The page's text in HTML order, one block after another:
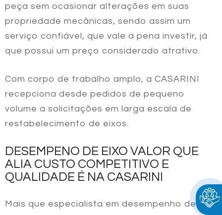
peça sem ocasionar alterações em suas
propriedade mecânicas, sendo assim um
serviço confiável, que vale a pena investir, já
que possui um preço considerado atrativo.
Com corpo de trabalho amplo, a CASARINI
recepciona desde pedidos de pequeno
volume a solicitações em larga escala de
restabelecimento de eixos.
DESEMPENO DE EIXO VALOR QUE
ALIA CUSTO COMPETITIVO E
QUALIDADE É NA CASARINI
Mais que especialista em desempenho de